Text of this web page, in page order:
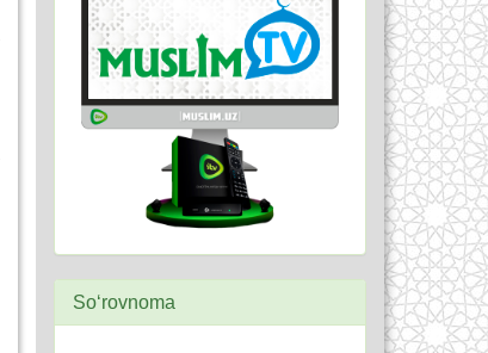
So‘rovnoma